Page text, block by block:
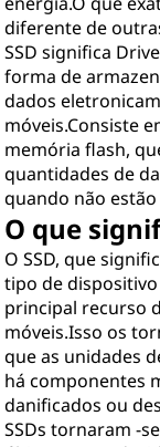
diferente de
SSD significa
forma de
dados
móveis.Consiste
memória flash,
quantidades de
quando não
O que
O SSD, que
tipo de
principal recurso
móveis.Isso os
que as unidades
há componentes
danificados ou
SSDs tornaram -